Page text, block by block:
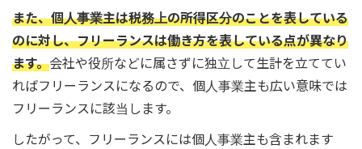
また、個人事業主は税務上の所得区分のことを表している
のに対し、フリーランスは働き方を表している点が異なり
ます。会社や役所などに属さずに独立して生計を立ててい
ればフリーランスになるので、個人事業主も広い意味では
フリーランスに該当します。
したがって、フリーランスには個人事業主も含まれます